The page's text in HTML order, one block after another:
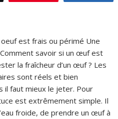
est frais ou périmé Une
savoir si un œuf est
la fraîcheur d’un œuf ? Les
sont réels et bien
il faut mieux le jeter. Pour
est extrêmement simple. Il
froide, de prendre un œuf à